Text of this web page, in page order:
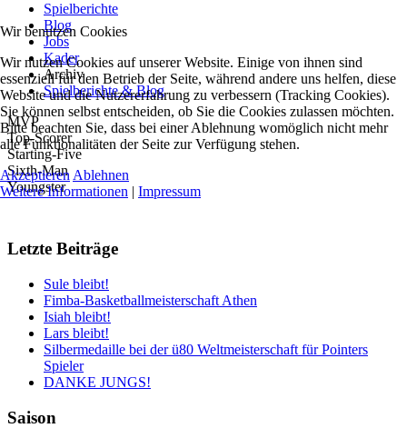
Spielberichte
Blog
Jobs
Kader
Archiv
Spielberichte & Blog
MVP
Top-Scorer
Starting-Five
Sixth-Man
Youngster
Letzte Beiträge
Sule bleibt!
Fimba-Basketballmeisterschaft Athen
Isiah bleibt!
Lars bleibt!
Silbermedaille bei der ü80 Weltmeisterschaft für Pointers
Spieler
DANKE JUNGS!
Saison
Wir benutzen Cookies
Wir nutzen Cookies auf unserer Website. Einige von ihnen sind
essenziell für den Betrieb der Seite, während andere uns helfen, diese
Website und die Nutzererfahrung zu verbessern (Tracking Cookies).
Sie können selbst entscheiden, ob Sie die Cookies zulassen möchten.
Bitte beachten Sie, dass bei einer Ablehnung womöglich nicht mehr
alle Funktionalitäten der Seite zur Verfügung stehen.
Akzeptieren Ablehnen
Weitere Informationen | Impressum